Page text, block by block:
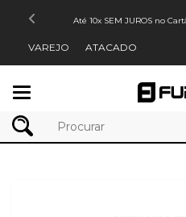
Até 10x SEM JUROS no
VAREJO ATACADO